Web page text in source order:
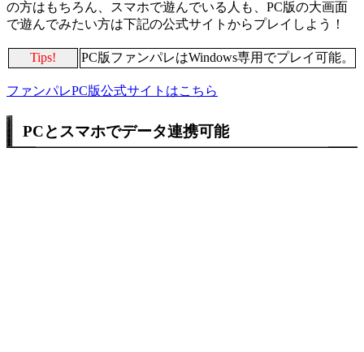
の方はもちろん、スマホで遊んでいる人も、PC版の大画面
で遊んでみたい方は下記の公式サイトからプレイしよう！
Tips! PC版ファンパレはWindows専用でプレイ可能。
ファンパレPC版公式サイトはこちら
PCとスマホでデータ連携可能